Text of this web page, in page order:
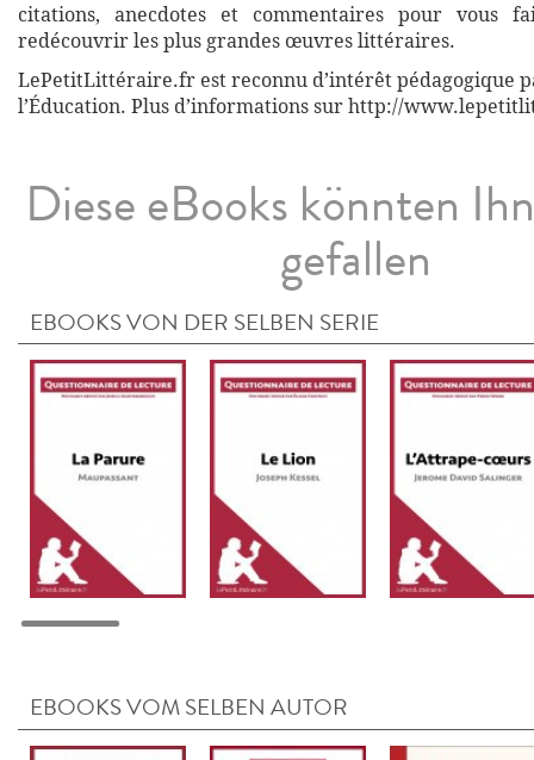
citations, anecdotes et commentaires pour vous
redécouvrir les plus grandes œuvres littéraires.
LePetitLittéraire.fr est reconnu d’intérêt pédagogique
l’Éducation. Plus d’informations sur http://
Diese eBooks könnten
gefallen
EBOOKS VON DER SELBEN SERIE
EBOOKS VOM SELBEN AUTOR